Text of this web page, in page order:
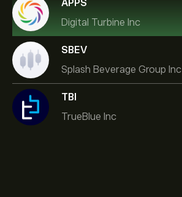
APPS
Digital Turbine Inc
SBEV
Splash Beverage Group Inc
TBI
TrueBlue Inc